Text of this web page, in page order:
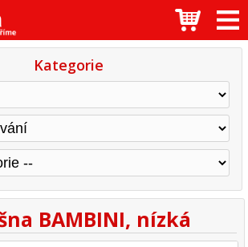
Kategorie
BAMBINI, nízká